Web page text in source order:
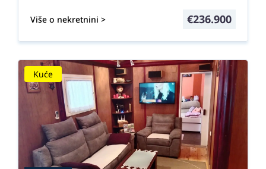
Više o nekretnini > €236.900
Kuće